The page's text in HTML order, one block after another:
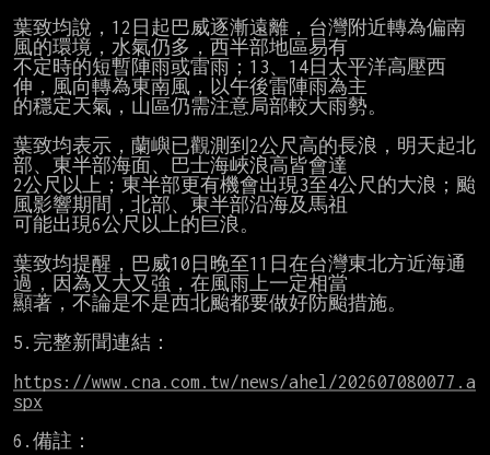
葉致均說，12日起巴威逐漸遠離，台灣附近轉為偏南
風的環境，水氣仍多，西半部地區易有
不定時的短暫陣雨或雷雨；13、14日太平洋高壓西
伸，風向轉為東南風，以午後雷陣雨為主
的穩定天氣，山區仍需注意局部較大雨勢。
葉致均表示，蘭嶼已觀測到2公尺高的長浪，明天起北
部、東半部海面、巴士海峽浪高皆會達
2公尺以上；東半部更有機會出現3至4公尺的大浪；颱
風影響期間，北部、東半部沿海及馬祖
可能出現6公尺以上的巨浪。
葉致均提醒，巴威10日晚至11日在台灣東北方近海通
過，因為又大又強，在風雨上一定相當
顯著，不論是不是西北颱都要做好防颱措施。
5.完整新聞連結：
https://www.cna.com.tw/news/ahel/202607080077.a
spx
6.備註：